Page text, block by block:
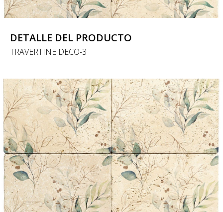
DETALLE DEL PRODUCTO
TRAVERTINE DECO-3